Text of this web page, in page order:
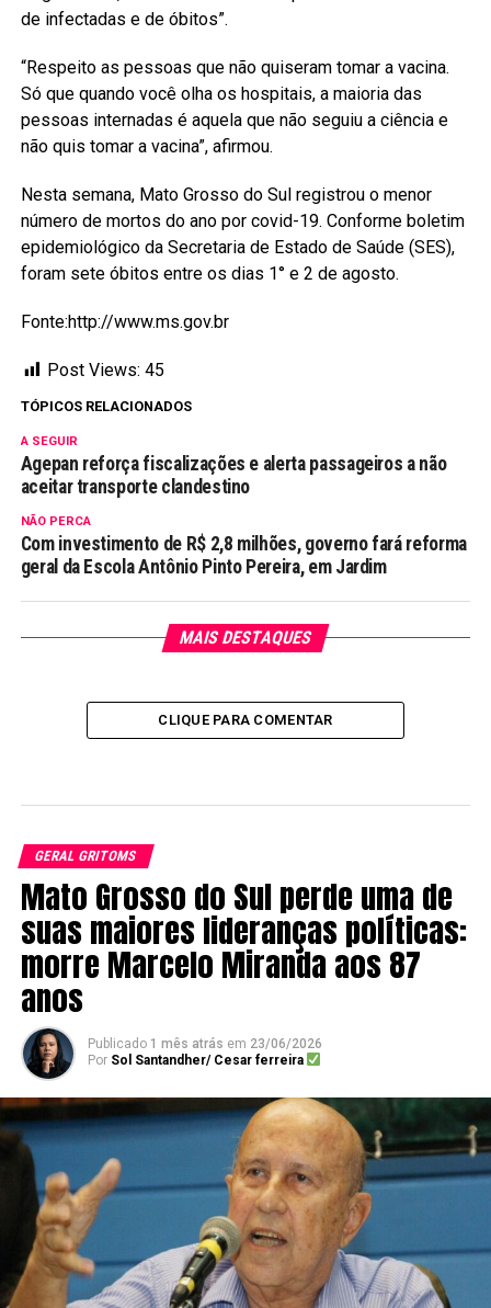
de infectadas e de óbitos”.
“Respeito as pessoas que não quiseram tomar a vacina.
Só que quando você olha os hospitais, a maioria das
pessoas internadas é aquela que não seguiu a ciência e
não quis tomar a vacina”, afirmou.
Nesta semana, Mato Grosso do Sul registrou o menor
número de mortos do ano por covid-19. Conforme boletim
epidemiológico da Secretaria de Estado de Saúde (SES),
foram sete óbitos entre os dias 1° e 2 de agosto.
Fonte:http://www.ms.gov.br
Post Views: 45
TÓPICOS RELACIONADOS
A SEGUIR
Agepan reforça fiscalizações e alerta passageiros a não
aceitar transporte clandestino
NÃO PERCA
Com investimento de R$ 2,8 milhões, governo fará reforma
geral da Escola Antônio Pinto Pereira, em Jardim
MAIS DESTAQUES
CLIQUE PARA COMENTAR
GERAL GRITOMS
Mato Grosso do Sul perde uma de
suas maiores lideranças políticas:
morre Marcelo Miranda aos 87
anos
Publicado 1 mês atrás em 23/06/2026
Por Sol Santandher/ Cesar ferreira